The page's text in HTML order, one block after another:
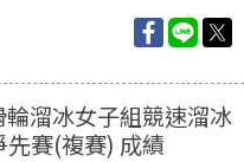
溜冰女子組競速溜冰
賽(複賽) 成績